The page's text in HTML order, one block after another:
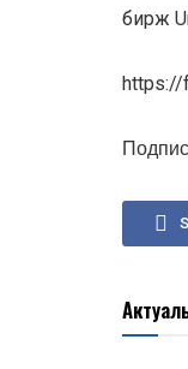
бирж
https://